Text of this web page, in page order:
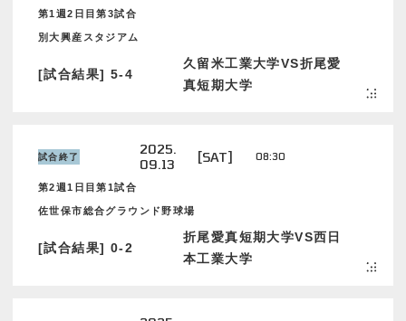
第1週2日目第3試合
別大興産スタジアム
[試合結果] 5-4
久留米工業大学VS折尾愛
真短期大学
試合終了
2025.
09.13
[SAT] 08:30
第2週1日目第1試合
佐世保市総合グラウンド野球場
[試合結果] 0-2
折尾愛真短期大学VS西日
本工業大学